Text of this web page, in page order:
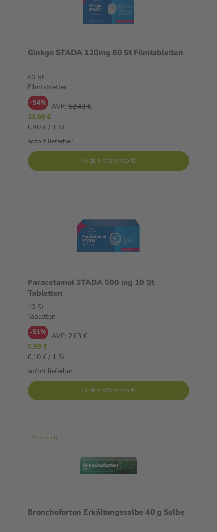
Ginkgo STADA 120mg 60 St Filmtabletten
60 St
Filmtabletten
-54% AVP: 52,43 €
23,99 €
0,40 € / 1 St
sofort lieferbar
In den Warenkorb
Paracetamol STADA 500 mg 10 St
Tabletten
10 St
Tabletten
-51% AVP: 2,03 €
0,99 €
0,10 € / 1 St
sofort lieferbar
In den Warenkorb
Pflanzlich
Bronchoforton Erkältungssalbe 40 g Salbe